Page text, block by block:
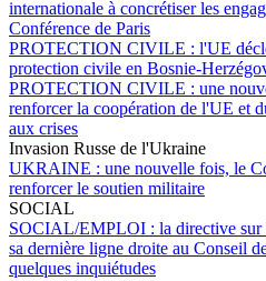
internationale à concrétiser les
Conférence de Paris
PROTECTION CIVILE : l'UE
protection civile en Bosnie-
PROTECTION CIVILE : une
renforcer la coopération de l'UE et
aux crises
Invasion Russe de l'Ukraine
UKRAINE : une nouvelle fois, le
renforcer le soutien militaire
SOCIAL
SOCIAL/EMPLOI : la directive sur
sa dernière ligne droite au Conseil
quelques inquiétudes